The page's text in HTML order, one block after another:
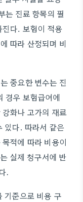
는 진료 항목의 필
다. 보험이 적용
따라 산정되며 비
중요한 변수는 진
경우 보험급여에
화나 고가의 재료
있다. 따라서 같은
적에 따라 비용이
실제 청구서에 반
.
기준으로 비용 구